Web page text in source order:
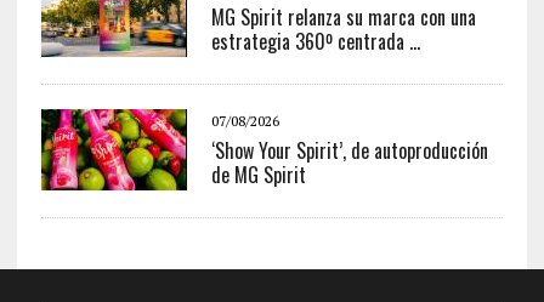
MG Spirit relanza su marca con una
estrategia 360º centrada ...
07/08/2026
‘Show Your Spirit’, de autoproducción
de MG Spirit